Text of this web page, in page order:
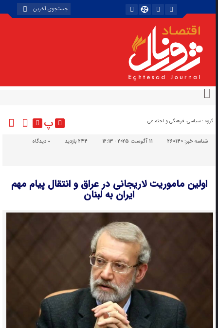
گروه : سیاسی، فرهنگی و اجتماعی پ
شناسه خبر:260140 11 آگوست 2025 - 12:13 244 بازدید دیدگاه
اولین ماموریت لاریجانی در عراق و انتقال پیام مهم
ایران به لبنان